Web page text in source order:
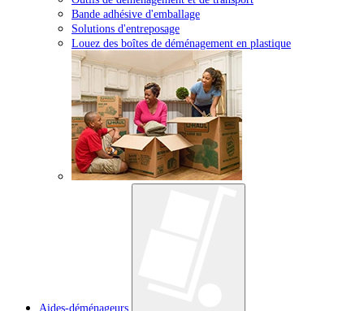
Bande adhésive d'emballage
Solutions d'entreposage
Louez des boîtes de déménagement en plastique
Aides-déménageurs